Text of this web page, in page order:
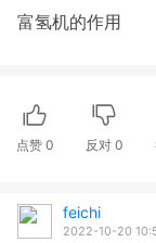
富氢机的作用
点赞 0 反对 0
feichi
2022-10-20